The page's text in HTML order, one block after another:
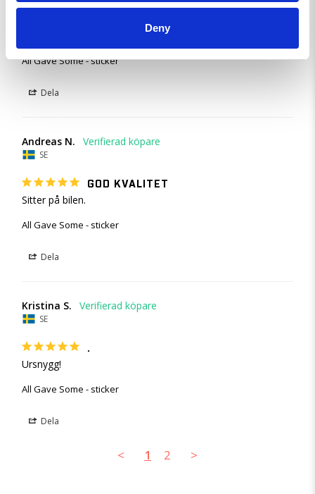
Deny
husbilen så det verkligen syns och folk frågar vad det är för
märke/förening. Har märkt att folk är nyfikna och förklarar
All Gave Some - sticker
Dela
Andreas N.
SE
GOD KVALITET
Sitter på bilen.
All Gave Some - sticker
Dela
Kristina S.
SE
.
Ursnygg!
All Gave Some - sticker
Dela
< 1 2 >